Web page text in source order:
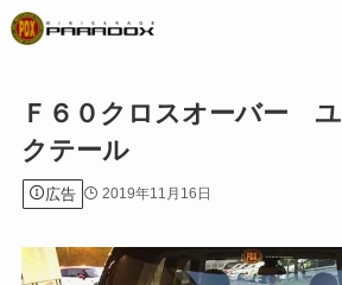
Ｆ６０クロスオーバー
クテール
広告 2019年11月16日